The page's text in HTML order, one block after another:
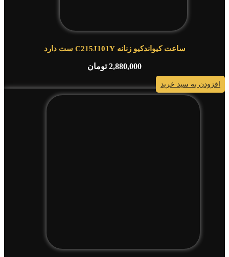
ساعت کیواندکیو زنانه C215J101Y ست دارد
2,880,000 تومان
افزودن به سبد خرید